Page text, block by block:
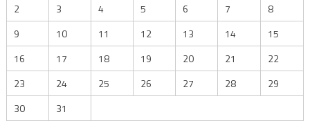
2
3 4 5 6 7
8
9
10 11 12 13 14
15
16
17 18 19 20 21
22
23
24 25 26 27 28
29
30
31